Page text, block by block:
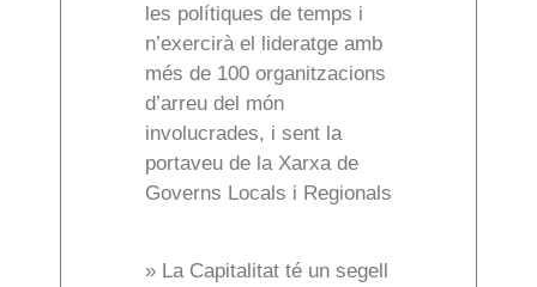
les polítiques de temps i
n’exercirà el lideratge amb
més de 100 organitzacions
d’arreu del món
involucrades, i sent la
portaveu de la Xarxa de
Governs Locals i Regionals
» La Capitalitat té un segell